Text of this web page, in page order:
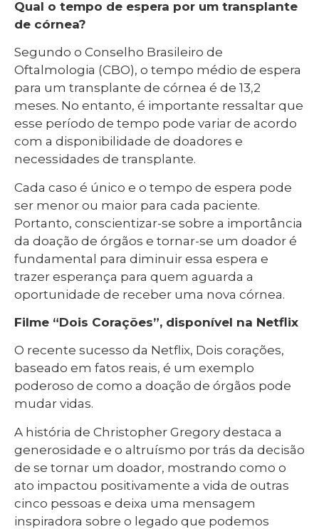
Qual o tempo de espera por um transplante
de córnea?
Segundo o Conselho Brasileiro de
Oftalmologia (CBO), o tempo médio de espera
para um transplante de córnea é de 13,2
meses. No entanto, é importante ressaltar que
esse período de tempo pode variar de acordo
com a disponibilidade de doadores e
necessidades de transplante.
Cada caso é único e o tempo de espera pode
ser menor ou maior para cada paciente.
Portanto, conscientizar-se sobre a importância
da doação de órgãos e tornar-se um doador é
fundamental para diminuir essa espera e
trazer esperança para quem aguarda a
oportunidade de receber uma nova córnea.
Filme “Dois Corações”, disponível na Netflix
O recente sucesso da Netflix, Dois corações,
baseado em fatos reais, é um exemplo
poderoso de como a doação de órgãos pode
mudar vidas.
A história de Christopher Gregory destaca a
generosidade e o altruísmo por trás da decisão
de se tornar um doador, mostrando como o
ato impactou positivamente a vida de outras
cinco pessoas e deixa uma mensagem
inspiradora sobre o legado que podemos